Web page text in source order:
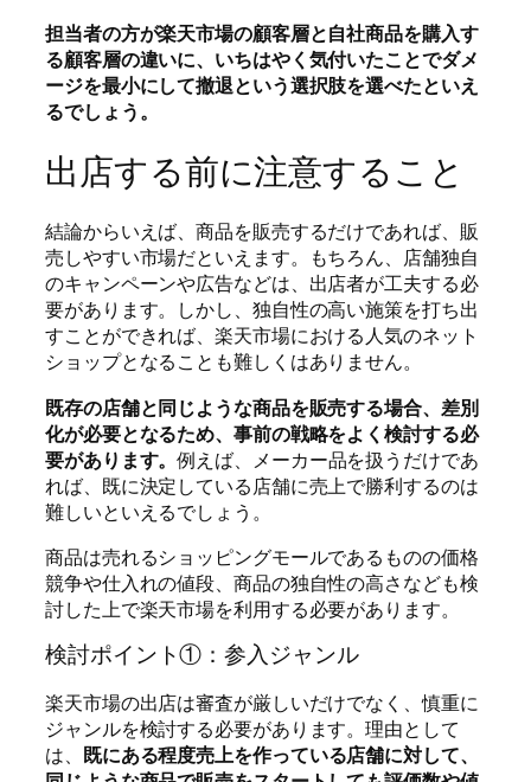
担当者の方が楽天市場の顧客層と自社商品を購入す
る顧客層の違いに、いちはやく気付いたことでダメ
ージを最小にして撤退という選択肢を選べたといえ
るでしょう。
出店する前に注意すること
結論からいえば、商品を販売するだけであれば、販
売しやすい市場だといえます。もちろん、店舗独自
のキャンペーンや広告などは、出店者が工夫する必
要があります。しかし、独自性の高い施策を打ち出
すことができれば、楽天市場における人気のネット
ショップとなることも難しくはありません。
既存の店舗と同じような商品を販売する場合、差別
化が必要となるため、事前の戦略をよく検討する必
要があります。例えば、メーカー品を扱うだけであ
れば、既に決定している店舗に売上で勝利するのは
難しいといえるでしょう。
商品は売れるショッピングモールであるものの価格
競争や仕入れの値段、商品の独自性の高さなども検
討した上で楽天市場を利用する必要があります。
検討ポイント①：参入ジャンル
楽天市場の出店は審査が厳しいだけでなく、慎重に
ジャンルを検討する必要があります。理由として
は、
既にある程度売上を作っている店舗に対して、